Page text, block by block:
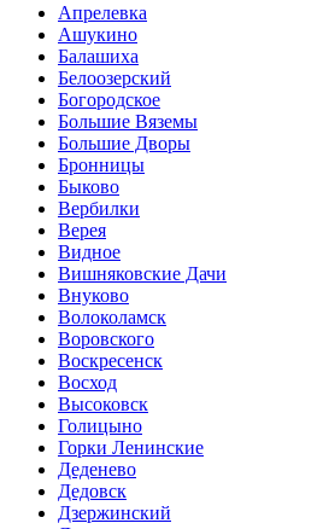
Апрелевка
Ашукино
Балашиха
Белоозерский
Богородское
Большие Вяземы
Большие Дворы
Бронницы
Быково
Вербилки
Верея
Видное
Вишняковские Дачи
Внуково
Волоколамск
Воровского
Воскресенск
Восход
Высоковск
Голицыно
Горки Ленинские
Деденево
Дедовск
Дзержинский